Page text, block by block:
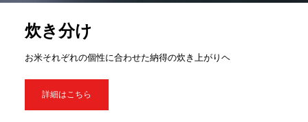
炊き分け
お米それぞれの個性に合わせた納得の炊き上がりヘ
詳細はこちら